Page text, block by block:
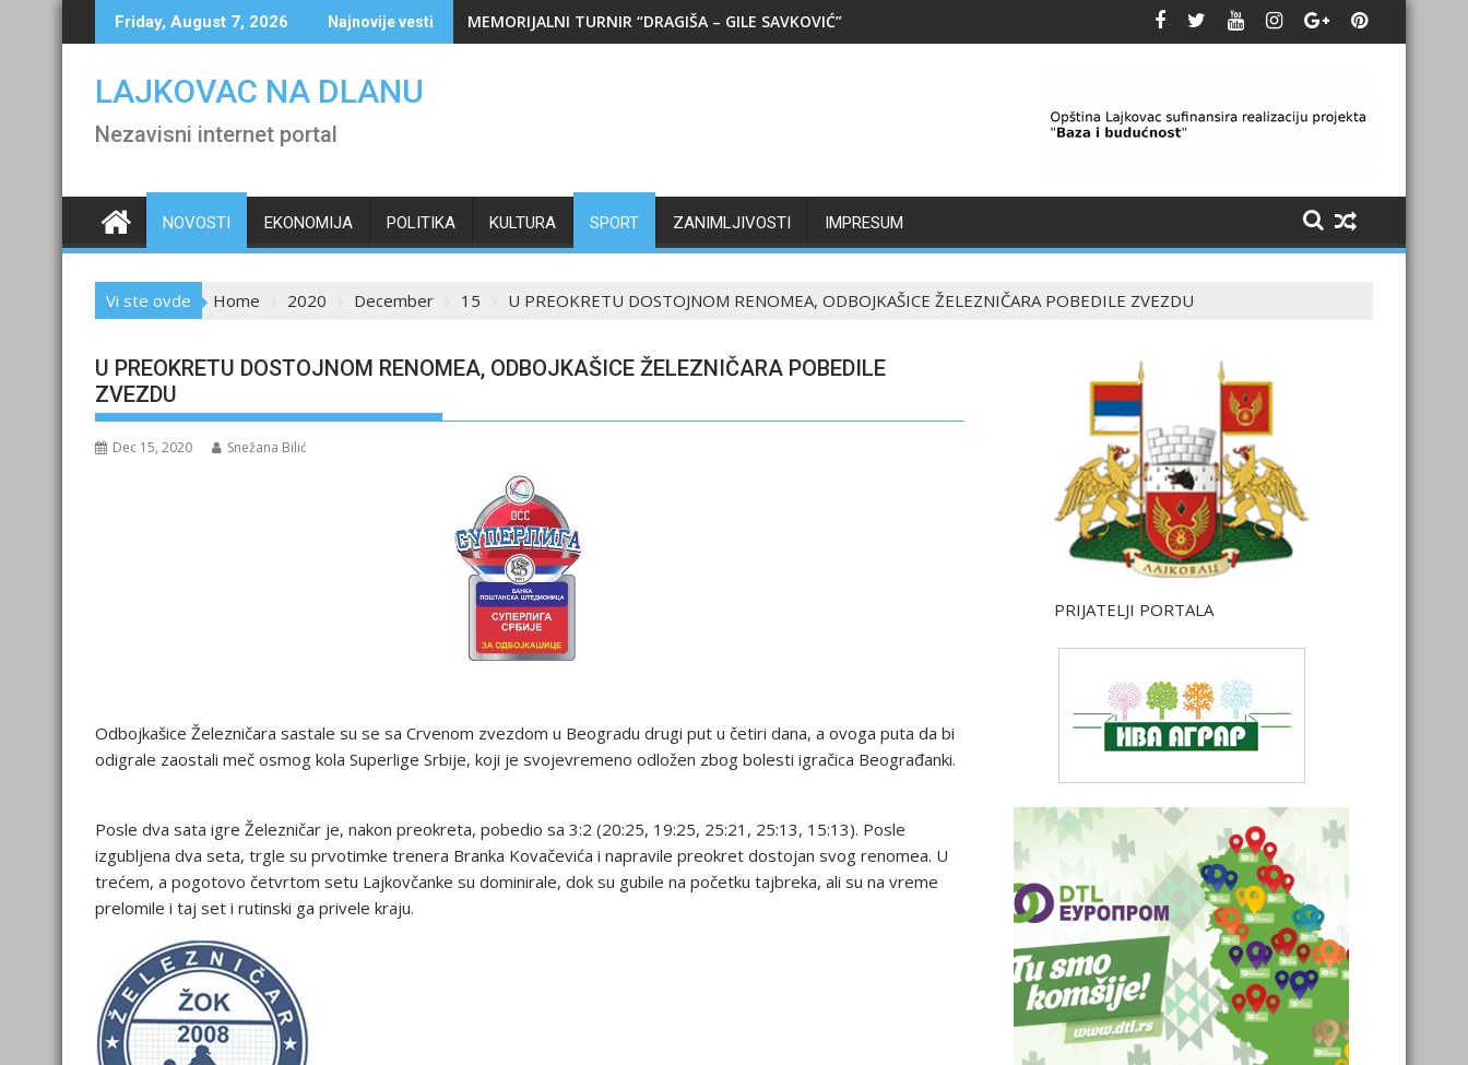
to
Friday, August 7, 2026 Najnovije vesti MEMORIJALNI TURNIR “DRAGIŠA – GILE SAVKOVIĆ”
LAJKOVAC NA DLANU
Nezavisni internet portal
NOVOSTI EKONOMIJA POLITIKA KULTURA SPORT ZANIMLJIVOSTI IMPRESUM
Vi ste ovde Home 2020 December 15 U PREOKRETU DOSTOJNOM RENOMEA, ODBOJKAŠICE ŽELEZNIČARA POBEDILE ZVEZDU
U PREOKRETU DOSTOJNOM RENOMEA, ODBOJKAŠICE ŽELEZNIČARA POBEDILE
ZVEZDU
Dec 15, 2020 Snežana Bilić
Odbojkašice Železničara sastale su se sa Crvenom zvezdom u Beogradu drugi put u četiri dana, a ovoga puta da bi
odigrale zaostali meč osmog kola Superlige Srbije, koji je svojevremeno odložen zbog bolesti igračica Beograđanki.
Posle dva sata igre Železničar je, nakon preokreta, pobedio sa 3:2 (20:25, 19:25, 25:21, 25:13, 15:13). Posle
izgubljena dva seta, trgle su prvotimke trenera Branka Kovačevića i napravile preokret dostojan svog renomea. U
trećem, a pogotovo četvrtom setu Lajkovčanke su dominirale, dok su gubile na početku tajbreka, ali su na vreme
prelomile i taj set i rutinski ga privele kraju.
PRIJATELJI PORTALA